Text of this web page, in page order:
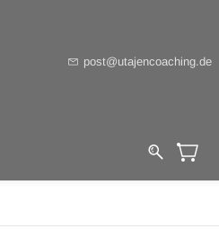
post@utajencoaching.de